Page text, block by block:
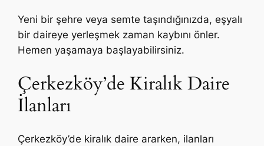
Yeni bir şehre veya semte taşındığınızda, eşyalı
bir daireye yerleşmek zaman kaybını önler.
Hemen yaşamaya başlayabilirsiniz.
Çerkezköy’de Kiralık Daire
İlanları
Çerkezköy’de kiralık daire ararken, ilanları